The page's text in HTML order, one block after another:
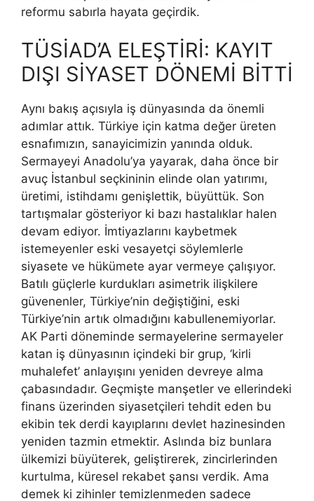
reformu sabırla hayata geçirdik.
TÜSİAD’A ELEŞTİRİ: KAYIT
DIŞI SİYASET DÖNEMİ BİTTİ
Aynı bakış açısıyla iş dünyasında da önemli
adımlar attık. Türkiye için katma değer üreten
esnafımızın, sanayicimizin yanında olduk.
Sermayeyi Anadolu’ya yayarak, daha önce bir
avuç İstanbul seçkininin elinde olan yatırımı,
üretimi, istihdamı genişlettik, büyüttük. Son
tartışmalar gösteriyor ki bazı hastalıklar halen
devam ediyor. İmtiyazlarını kaybetmek
istemeyenler eski vesayetçi söylemlerle
siyasete ve hükümete ayar vermeye çalışıyor.
Batılı güçlerle kurdukları asimetrik ilişkilere
güvenenler, Türkiye’nin değiştiğini, eski
Türkiye’nin artık olmadığını kabullenemiyorlar.
AK Parti döneminde sermayelerine sermayeler
katan iş dünyasının içindeki bir grup, ‘kirli
muhalefet’ anlayışını yeniden devreye alma
çabasındadır. Geçmişte manşetler ve ellerindeki
finans üzerinden siyasetçileri tehdit eden bu
ekibin tek derdi kayıplarını devlet hazinesinden
yeniden tazmin etmektir. Aslında biz bunlara
ülkemizi büyüterek, geliştirerek, zincirlerinden
kurtulma, küresel rekabet şansı verdik. Ama
demek ki zihinler temizlenmeden sadece